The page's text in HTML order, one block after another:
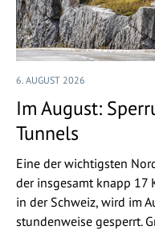
6. AUGUST 2026
Im August:
Tunnels
Eine der wichtigsten
der insgesamt knapp 17
in der Schweiz, wird im
stundenweise gesperrt.